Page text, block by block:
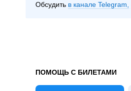
Обсудить в канале Telegram
ПОМОЩЬ С БИЛЕТАМИ